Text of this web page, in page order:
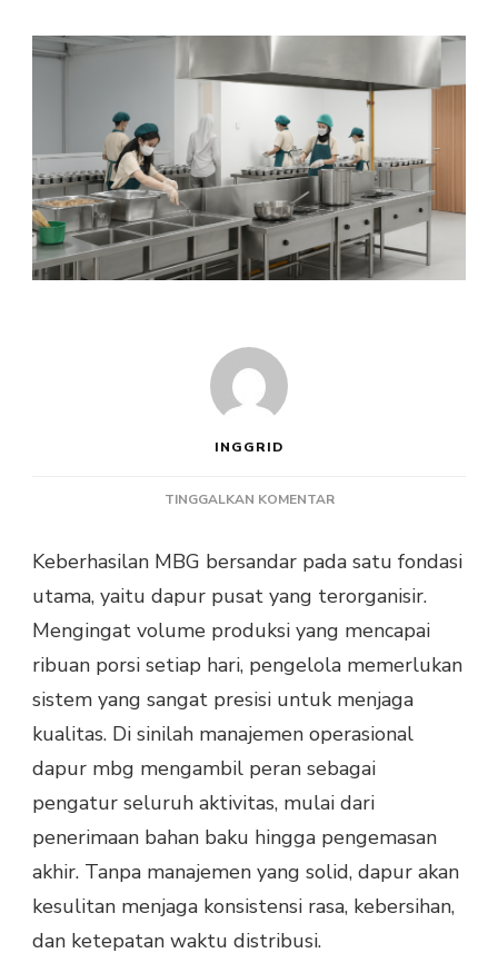
INGGRID
TINGGALKAN KOMENTARPADA
MANAJEMEN
OPERASIONAL
MBG
Keberhasilan MBG bersandar pada satu fondasi
utama, yaitu dapur pusat yang terorganisir.
Mengingat volume produksi yang mencapai
ribuan porsi setiap hari, pengelola memerlukan
sistem yang sangat presisi untuk menjaga
kualitas. Di sinilah manajemen operasional
dapur mbg mengambil peran sebagai
pengatur seluruh aktivitas, mulai dari
penerimaan bahan baku hingga pengemasan
akhir. Tanpa manajemen yang solid, dapur akan
kesulitan menjaga konsistensi rasa, kebersihan,
dan ketepatan waktu distribusi.